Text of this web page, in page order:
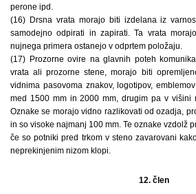
perone ipd.
(16) Drsna vrata morajo biti izdelana iz
samodejno odpirati in zapirati. Ta vrata
nujnega primera ostanejo v odprtem položaju.
(17) Prozorne ovire na glavnih poteh
vrata ali prozorne stene, morajo biti
vidnima pasovoma znakov, logotipov,
med 1500 mm in 2000 mm, drugim pa v višini
Oznake se morajo vidno razlikovati od ozadja,
in so visoke najmanj 100 mm. Te oznake vzdolž
če so potniki pred trkom v steno zavarovani
neprekinjenim nizom klopi.
12. člen